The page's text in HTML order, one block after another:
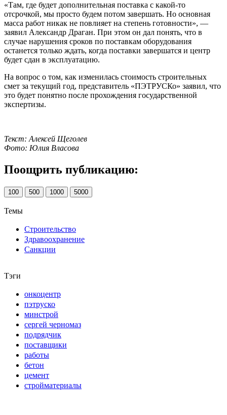
«Там, где будет дополнительная поставка с какой-то
отсрочкой, мы просто будем потом завершать. Но основная
масса работ никак не повлияет на степень готовности», —
заявил Александр Драган. При этом он дал понять, что в
случае нарушения сроков по поставкам оборудования
останется только ждать, когда поставки завершатся и центр
будет сдан в эксплуатацию.
На вопрос о том, как изменилась стоимость строительных
смет за текущий год, представитель «ПЭТРУСКо» заявил, что
это будет понятно после прохождения государственной
экспертизы.
Текст: Алексей Щеголев
Фото: Юлия Власова
Поощрить публикацию:
100 500 1000 5000
Темы
Строительство
Здравоохранение
Санкции
Тэги
онкоцентр
пэтруско
минстрой
сергей черномаз
подрядчик
поставщики
работы
бетон
цемент
стройматериалы